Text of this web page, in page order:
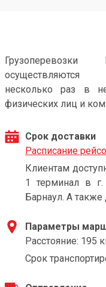
осуществляются
несколько раз в
физических лиц и
Срок доставки
Расписание
Клиентам
1 терминал в
Барнаул. А также
Параметры
Расстояние: 195
Срок